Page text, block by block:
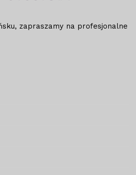
zapraszamy na profesjonalne